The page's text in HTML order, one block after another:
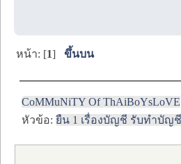
หน้า: [1]ขึ้นบน
CoMMuNiTY Of ThAiBoYsLoVE
หัวข้อ:ยืน 1 เรื่องบัญชี รับทำบัญ